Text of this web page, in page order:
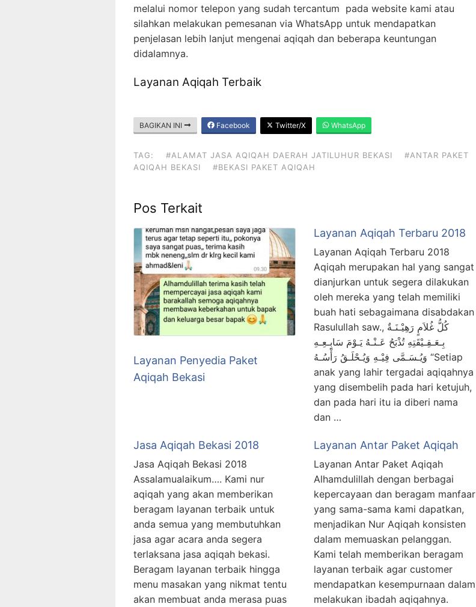
melalui nomor telepon yang sudah tercantum pada website kami atau
silahkan melakukan pemesanan via WhatsApp untuk mendapatkan
penjelasan lebih lanjut mengenai aqiqah dan beberapa keuntungan
didalamnya.
Layanan Aqiqah Terbaik
BAGIKAN INI Facebook Twitter/X WhatsApp
TAG: #ALAMAT JASA AQIQAH DAERAH JATILUHUR BEKASI
#ANTAR PAKET
AQIQAH BEKASI
#BEKASI PAKET AQIQAH
Pos Terkait
Layanan Penyedia Paket
Aqiqah Bekasi
Layanan Aqiqah Terbaru 2018
Layanan Aqiqah Terbaru 2018
Aqiqah merupakan hal yang sangat
dianjurkan untuk segera dilakukan
oleh mereka yang telah memiliki
buah hati sebagaimana disabdakan
Rasulullah saw., كُلُّ غُلاَمٍ رَهِيْـنَـةٌ
بِـعَـقِـيْقَتِهِ تُذْبَحُ عَـنْـهُ يَـوْمَ سَابِـعِـهِ
وَيُـسَـمَّى فِيْـهِ وَيُـحْلَـقُ رَأْسُـهُ “Setiap
anak yang lahir tergadai aqiqahnya
yang disembelih pada hari ketujuh,
dan pada hari itu ia diberi nama
dan …
Jasa Aqiqah Bekasi 2018
Jasa Aqiqah Bekasi 2018
Assalamualaikum…. Kami nur
aqiqah yang akan memberikan
beragam layanan terbaik untuk
anda semua yang membutuhkan
jasa agar acara anda segera
terlaksana jasa aqiqah bekasi.
Beragam layanan terbaik hingga
menu masakan yang nikmat tentu
akan membuat anda merasa puas
Layanan Antar Paket Aqiqah
Layanan Antar Paket Aqiqah
Alhamdulillah dengan berbagai
kepercayaan dan beragam manfaar
yang sama-sama kami dapatkan,
menjadikan Nur Aqiqah konsisten
dalam memuaskan pelanggan.
Kami telah memberikan beragam
layanan terbaik agar customer
mendapatkan kesempurnaan dalam
melakukan ibadah aqiqahnya.